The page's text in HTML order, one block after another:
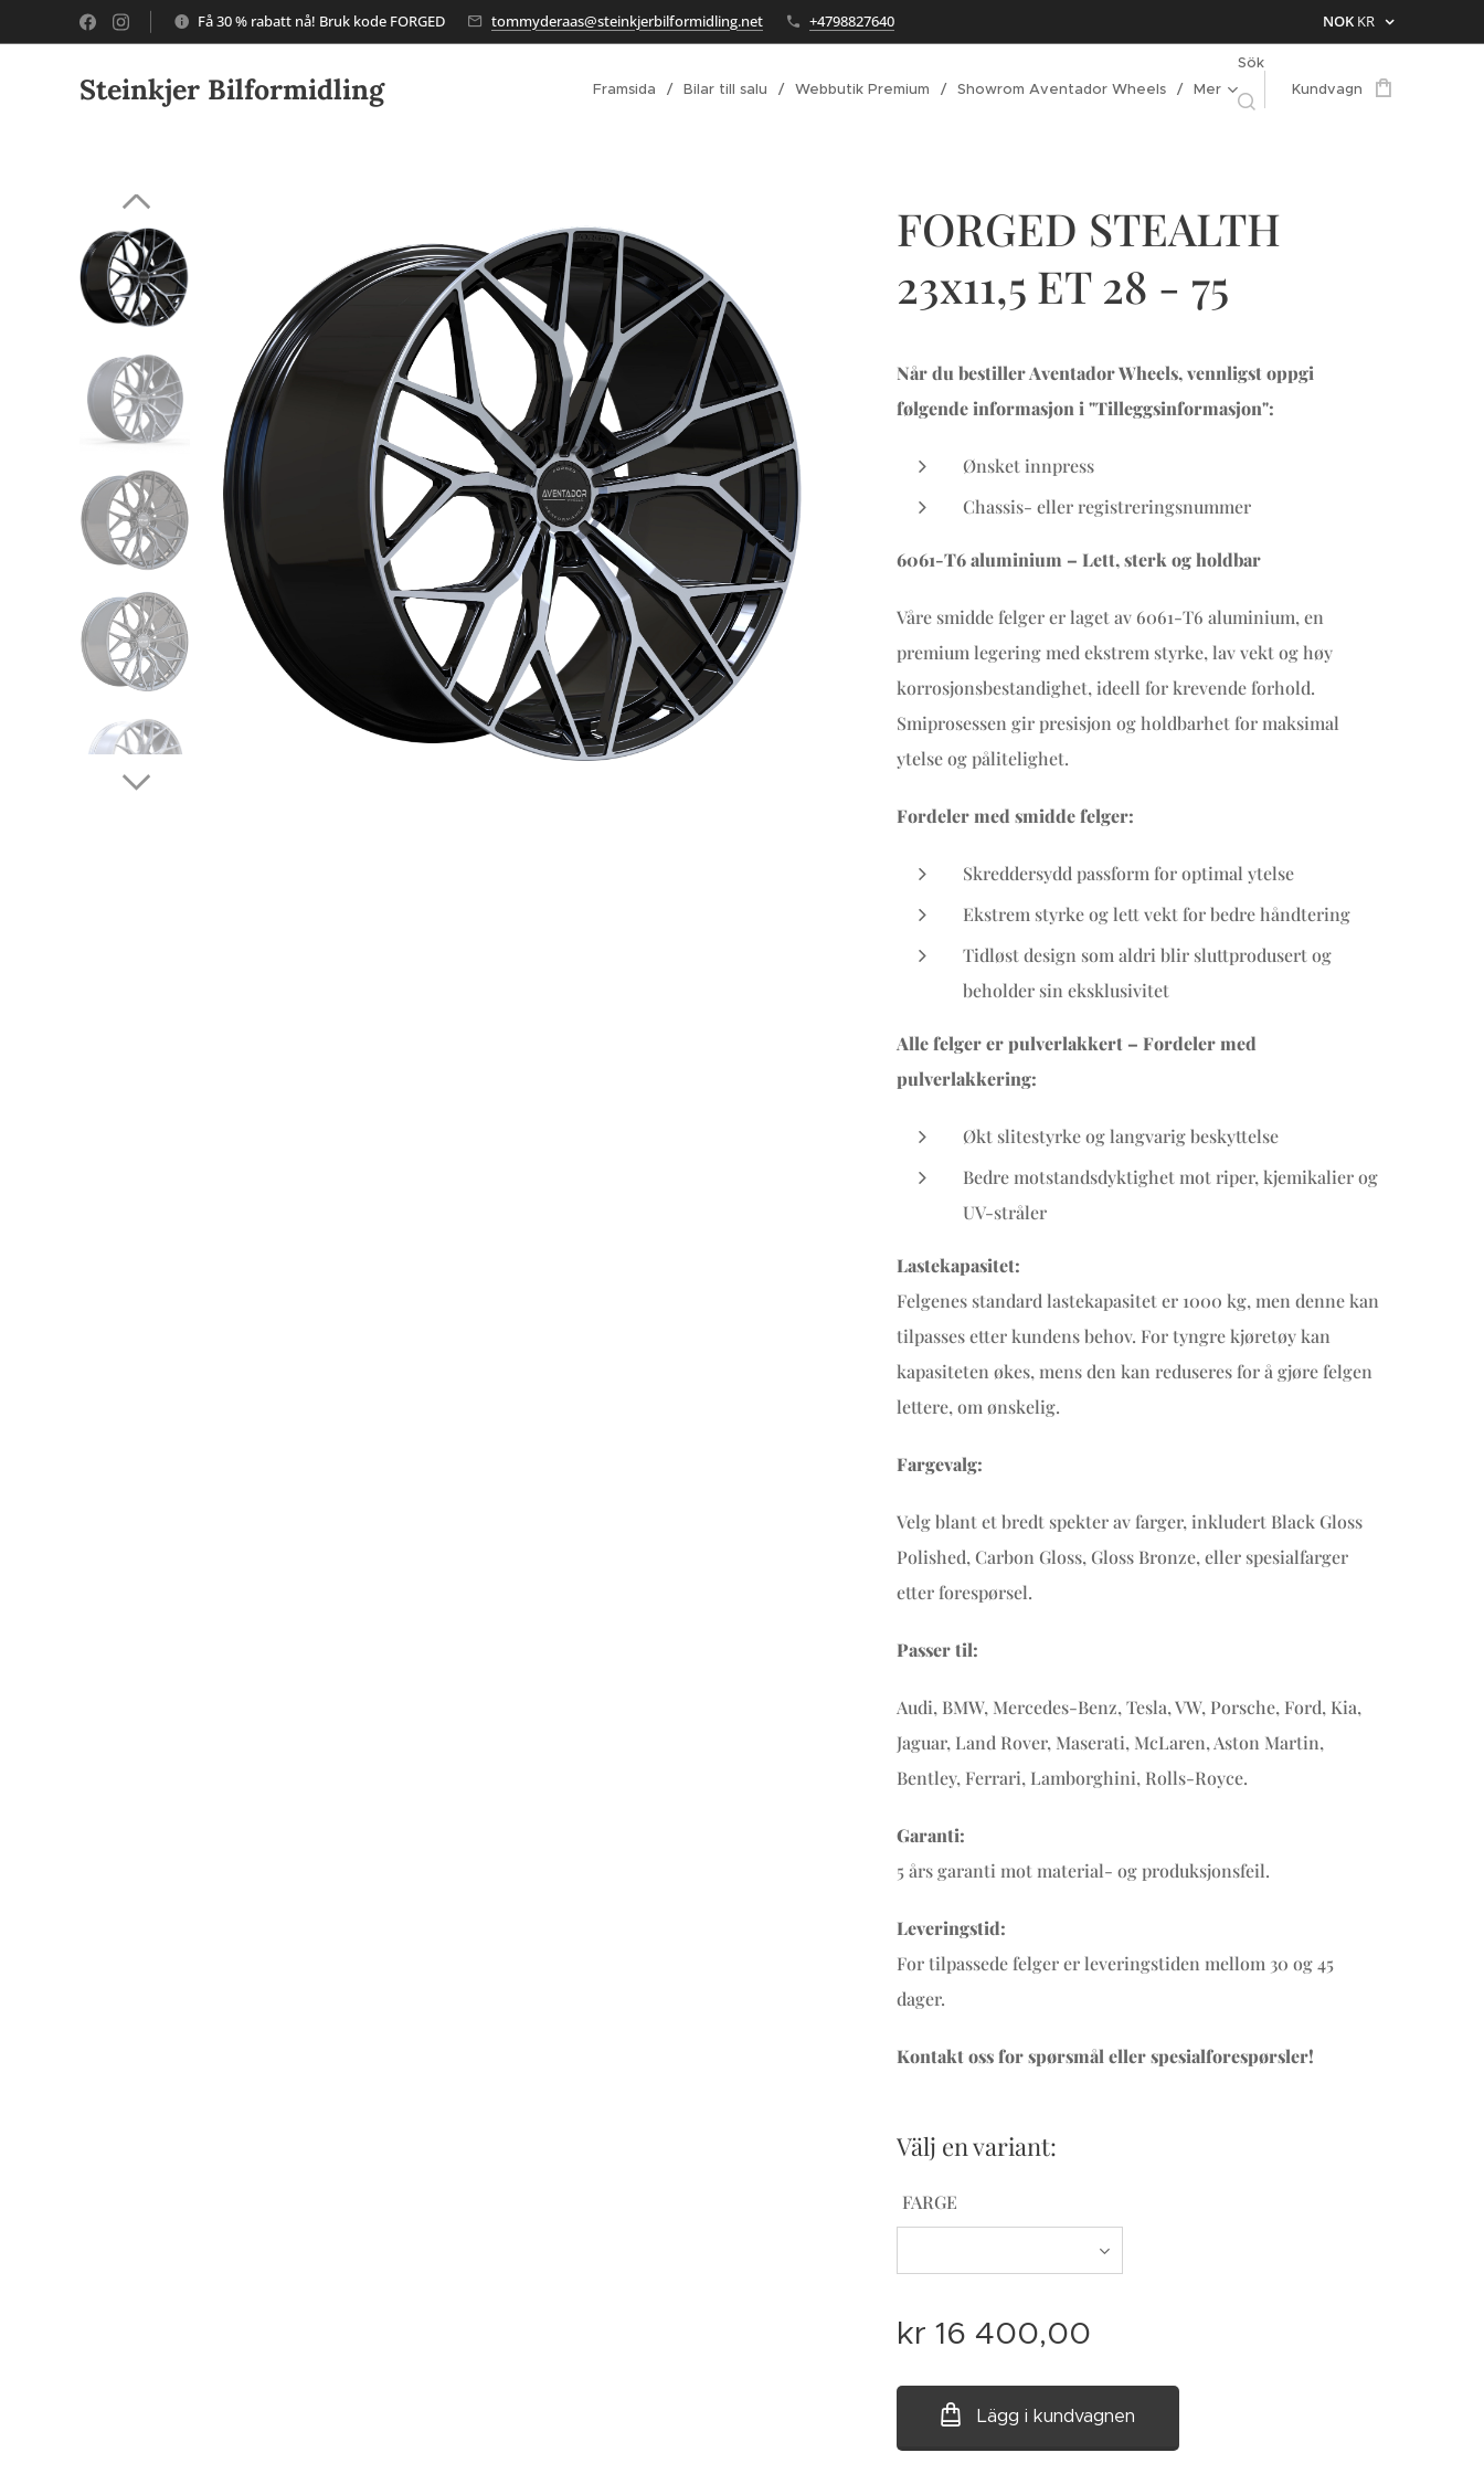
Få 30 % rabatt nå! Bruk kode FORGED tommyderaas@steinkjerbilformidling.net +4798827640 NOK KR
Steinkjer Bilformidling Framsida Bilar till salu Webbutik Premium Showrom Aventador Wheels Mer
Sök
Kundvagn
FORGED STEALTH
23x11,5 ET 28 - 75
Når du bestiller Aventador Wheels, vennligst oppgi
følgende informasjon i "Tilleggsinformasjon":
Ønsket innpress
Chassis- eller registreringsnummer
6061-T6 aluminium – Lett, sterk og holdbar
Våre smidde felger er laget av 6061-T6 aluminium, en
premium legering med ekstrem styrke, lav vekt og høy
korrosjonsbestandighet, ideell for krevende forhold.
Smiprosessen gir presisjon og holdbarhet for maksimal
ytelse og pålitelighet.
Fordeler med smidde felger:
Skreddersydd passform for optimal ytelse
Ekstrem styrke og lett vekt for bedre håndtering
Tidløst design som aldri blir sluttprodusert og
beholder sin eksklusivitet
Alle felger er pulverlakkert – Fordeler med
pulverlakkering:
Økt slitestyrke og langvarig beskyttelse
Bedre motstandsdyktighet mot riper, kjemikalier og
UV-stråler
Lastekapasitet:
Felgenes standard lastekapasitet er 1000 kg, men denne kan
tilpasses etter kundens behov. For tyngre kjøretøy kan
kapasiteten økes, mens den kan reduseres for å gjøre felgen
lettere, om ønskelig.
Fargevalg:
Velg blant et bredt spekter av farger, inkludert Black Gloss
Polished, Carbon Gloss, Gloss Bronze, eller spesialfarger
etter forespørsel.
Passer til:
Audi, BMW, Mercedes-Benz, Tesla, VW, Porsche, Ford, Kia,
Jaguar, Land Rover, Maserati, McLaren, Aston Martin,
Bentley, Ferrari, Lamborghini, Rolls-Royce.
Garanti:
5 års garanti mot material- og produksjonsfeil.
Leveringstid:
For tilpassede felger er leveringstiden mellom 30 og 45
dager.
Kontakt oss for spørsmål eller spesialforespørsler!
Välj en variant:
FARGE
kr 16 400,00
Lägg i kundvagnen